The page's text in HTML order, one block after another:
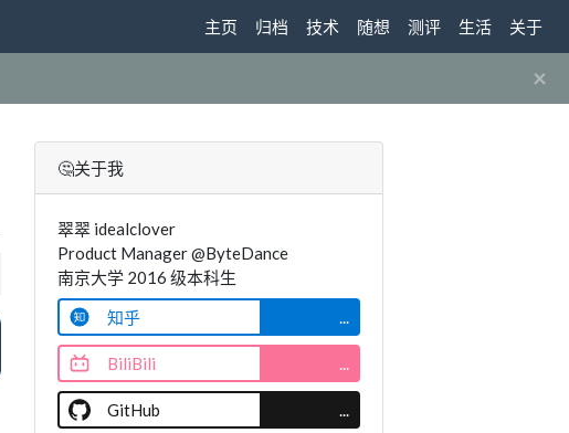
主页 归档 技术 随想 测评 生活 关于
×
🤔关于我
翠翠 idealclover
Product Manager @ByteDance
南京大学 2016 级本科生
知乎
...
BiliBili ...
GitHub ...